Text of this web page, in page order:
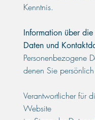
Kenntnis.
Information über
Daten und
Personenbezogene
denen Sie
Verantwortlicher für
Website